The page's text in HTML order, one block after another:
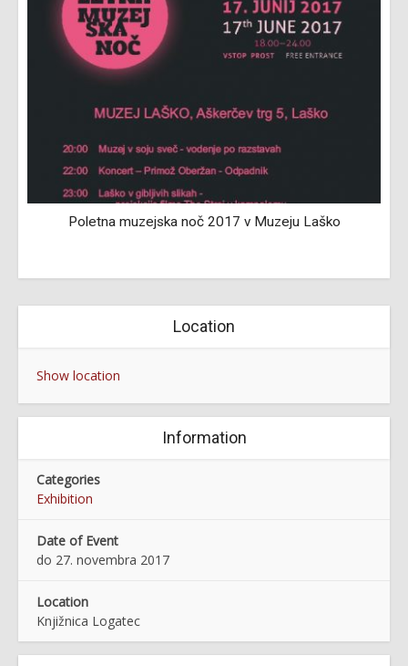
Poletna muzejska noč 2017 v Muzeju Laško
Location
Show location
Information
Categories
Exhibition
Date of Event
do 27. novembra 2017
Location
Knjižnica Logatec